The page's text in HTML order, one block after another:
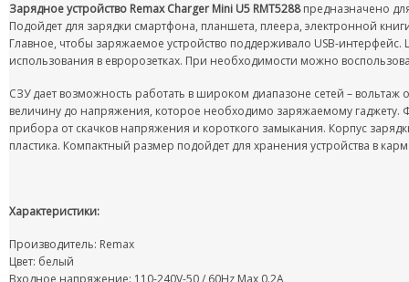
Зарядное устройство Remax Charger Mini U5 RMT5288предназначено
Подойдет для зарядки смартфона, планшета, плеера, электронной
Главное, чтобы заряжаемое устройство поддерживало USB-
использования в евророзетках. При необходимости можно
СЗУ дает возможность работать в широком диапазоне сетей – вольтаж
величину до напряжения, которое необходимо заряжаемому гаджету.
прибора от скачков напряжения и короткого замыкания. Корпус
пластика. Компактный размер подойдет для хранения устройства в
Характеристики:
Производитель: Remax
Цвет: белый